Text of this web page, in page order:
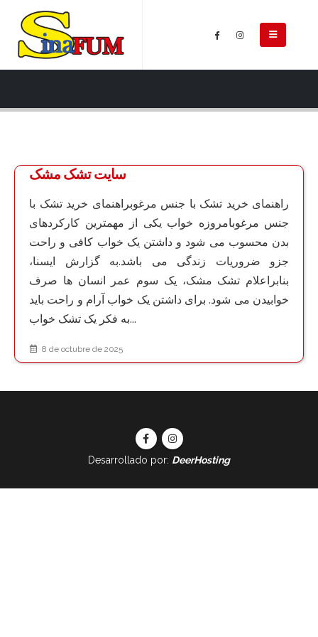
سایت تشک مشک
راهنمای خرید تشک با جنس مرغوبراهنمای خرید تشک با
جنس مرغوبامروزه خواب یکی از مهمترین کارکردهای
بدن محسوب می شود و داشتن یک خواب کافی و راحت
جزو ضروریات زندگی می باشد.به گزارش ایسنا،
بنابراعلام تشک مشک، یک سوم عمر انسان ها صرف
خوابیدن می شود. برای داشتن یک خواب آرام و راحت باید
به فکر یک تشک خواب...
8 de octubre de 2025
Desarrollado por: DeerHosting